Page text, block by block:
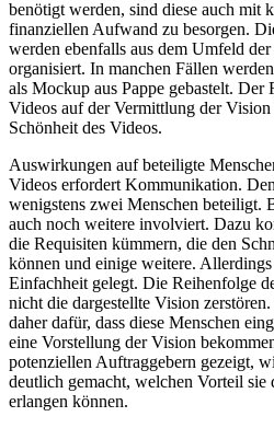
benötigt werden, sind diese auch mit
finanziellen Aufwand zu besorgen.
werden ebenfalls aus dem Umfeld
organisiert. In manchen Fällen
als Mockup aus Pappe gebastelt. Der
Videos auf der Vermittlung der
Schönheit des Videos.
Auswirkungen auf beteiligte
Videos erfordert Kommunikation.
wenigstens zwei Menschen beteiligt.
auch noch weitere involviert. Dazu
die Requisiten kümmern, die den
können und einige weitere.
Einfachheit gelegt. Die Reihenfolge
nicht die dargestellte Vision
daher dafür, dass diese Menschen
eine Vorstellung der Vision
potenziellen Auftraggebern gezeigt,
deutlich gemacht, welchen Vorteil sie
erlangen können.